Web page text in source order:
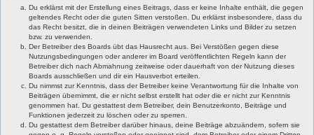
Du erklärst mit der Erstellung eines Beitrags, dass er keine Inhalte enthält, die gegen
geltendes Recht oder die guten Sitten verstoßen. Du erklärst insbesondere, dass du
das Recht besitzt, die in deinen Beiträgen verwendeten Links und Bilder zu setzen
bzw. zu verwenden.
Der Betreiber des Boards übt das Hausrecht aus. Bei Verstößen gegen diese
Nutzungsbedingungen oder anderer im Board veröffentlichten Regeln kann der
Betreiber dich nach Abmahnung zeitweise oder dauerhaft von der Nutzung dieses
Boards ausschließen und dir ein Hausverbot erteilen.
Du nimmst zur Kenntnis, dass der Betreiber keine Verantwortung für die Inhalte von
Beiträgen übernimmt, die er nicht selbst erstellt hat oder die er nicht zur Kenntnis
genommen hat. Du gestattest dem Betreiber, dein Benutzerkonto, Beiträge und
Funktionen jederzeit zu löschen oder zu sperren.
Du gestattest dem Betreiber darüber hinaus, deine Beiträge abzuändern, sofern sie